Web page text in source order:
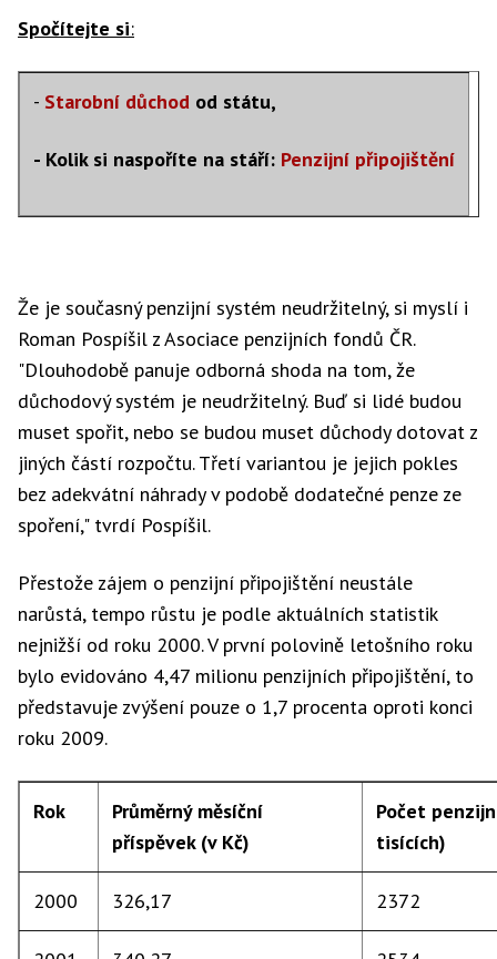
Spočítejte si:
- Starobní důchod od státu,
- Kolik si naspoříte na stáří: Penzijní připojištění
Že je současný penzijní systém neudržitelný, si myslí i
Roman Pospíšil z Asociace penzijních fondů ČR.
"Dlouhodobě panuje odborná shoda na tom, že
důchodový systém je neudržitelný. Buď si lidé budou
muset spořit, nebo se budou muset důchody dotovat z
jiných částí rozpočtu. Třetí variantou je jejich pokles
bez adekvátní náhrady v podobě dodatečné penze ze
spoření," tvrdí Pospíšil.
Přestože zájem o penzijní připojištění neustále
narůstá, tempo růstu je podle aktuálních statistik
nejnižší od roku 2000. V první polovině letošního roku
bylo evidováno 4,47 milionu penzijních připojištění, to
představuje zvýšení pouze o 1,7 procenta oproti konci
roku 2009.
Rok
Průměrný měsíční
příspěvek (v Kč)
Počet
tisících)
2000 326,17 2372